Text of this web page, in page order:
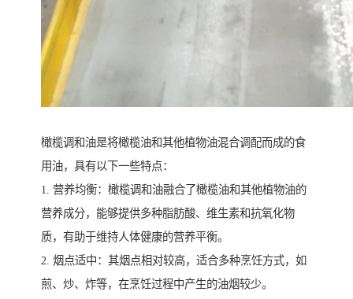
橄榄调和油是将橄榄油和其他植物油混合调配而成的食
用油，具有以下一些特点：
1. 营养均衡：橄榄调和油融合了橄榄油和其他植物油的
营养成分，能够提供多种脂肪酸、维生素和抗氧化物
质，有助于维持人体健康的营养平衡。
2. 烟点适中：其烟点相对较高，适合多种烹饪方式，如
煎、炒、炸等，在烹饪过程中产生的油烟较少。